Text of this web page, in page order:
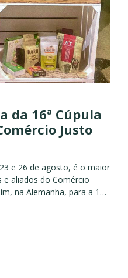
da 16ª Cúpula
Justo
e 26 de agosto, é o maior
aliados do Comércio
na Alemanha, para a 16ª